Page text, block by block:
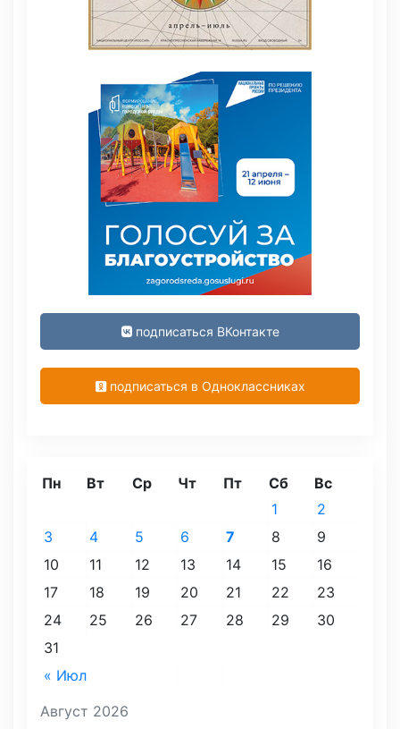
подписаться ВКонтакте
подписаться в Одноклассниках
Август 2026
Пн Вт Ср Чт Пт Сб Вс
« Июл
1
2
3
4 5 6 7 8
9
10
11 12 13 14 15
16
17
18 19 20 21 22
23
24
25 26 27 28 29
30
31